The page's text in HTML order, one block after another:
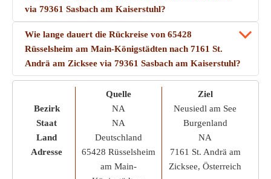
via 79361 Sasbach am Kaiserstuhl?
Wie lange dauert die Rückreise von 65428
Rüsselsheim am Main-Königstädten nach 7161 St.
Andrä am Zicksee via 79361 Sasbach am Kaiserstuhl?
Bezirk
Staat
Land
Adresse
Quelle
NA
NA
Deutschland
65428 Rüsselsheim
am Main-
Ziel
Neusiedl am See
Burgenland
NA
7161 St. Andrä am
Zicksee, Österreich